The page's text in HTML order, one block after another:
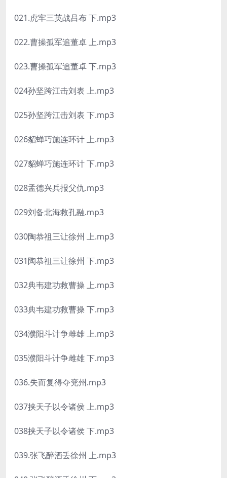
021.虎牢三英战吕布 下.mp3
022.曹操孤军追董卓 上.mp3
023.曹操孤军追董卓 下.mp3
024孙坚跨江击刘表 上.mp3
025孙坚跨江击刘表 下.mp3
026貂蝉巧施连环计 上.mp3
027貂蝉巧施连环计 下.mp3
028孟德兴兵报父仇.mp3
029刘备北海救孔融.mp3
030陶恭祖三让徐州 上.mp3
031陶恭祖三让徐州 下.mp3
032典韦建功救曹操 上.mp3
033典韦建功救曹操 下.mp3
034濮阳斗计争雌雄 上.mp3
035濮阳斗计争雌雄 下.mp3
036.失而复得夺兖州.mp3
037挟天子以令诸侯 上.mp3
038挟天子以令诸侯 下.mp3
039.张飞醉酒丢徐州 上.mp3